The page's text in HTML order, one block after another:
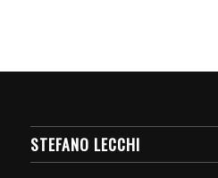
STEFANO LECCHI